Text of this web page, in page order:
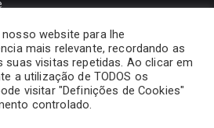
website para lhe
mais relevante, recordando as
suas visitas repetidas. Ao clicar em
a utilização de TODOS os
visitar "Definições de Cookies"
controlado.